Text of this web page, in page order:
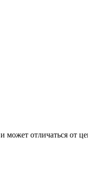
может отличаться от